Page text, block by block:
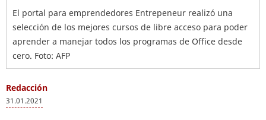
El portal para emprendedores Entrepeneur realizó una
selección de los mejores cursos de libre acceso para poder
aprender a manejar todos los programas de Office desde
cero. Foto: AFP
Redacción
31.01.2021